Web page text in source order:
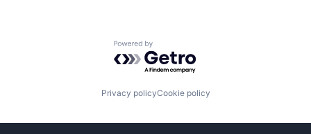
Powered by Getro.com
Privacy policyCookie policy